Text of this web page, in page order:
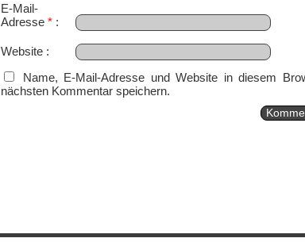
E-Mail-
Adresse *
Website
Name, E-Mail-Adresse und Website in diesem
nächsten Kommentar speichern.